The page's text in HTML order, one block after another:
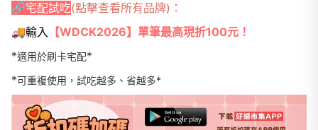
🔗宅配試吃(點擊查看所有品牌) ：
🚚輸入 【WDCK2026】單筆最高現折100元！
*適用於刷卡宅配*
*可重複使用，試吃越多、省越多*